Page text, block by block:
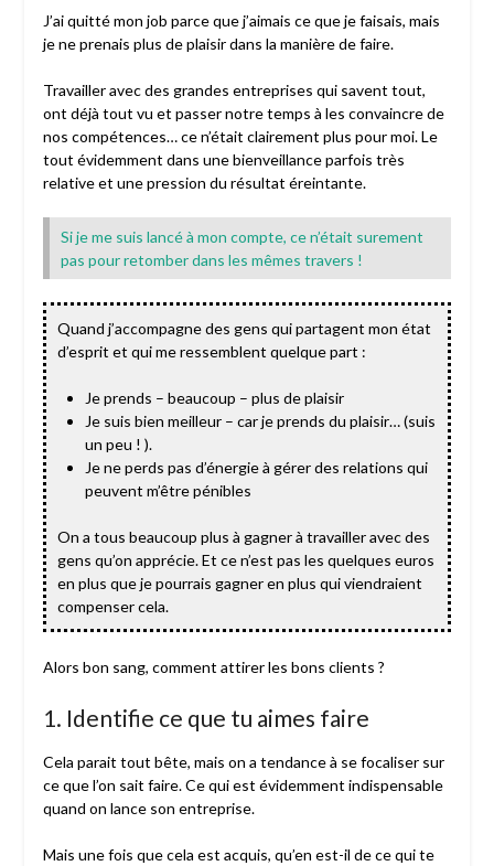
J’ai quitté mon job parce que j’aimais ce que je faisais, mais
je ne prenais plus de plaisir dans la manière de faire.
Travailler avec des grandes entreprises qui savent tout,
ont déjà tout vu et passer notre temps à les convaincre de
nos compétences… ce n’était clairement plus pour moi. Le
tout évidemment dans une bienveillance parfois très
relative et une pression du résultat éreintante.
Si je me suis lancé à mon compte, ce n’était surement
pas pour retomber dans les mêmes travers !
Quand j’accompagne des gens qui partagent mon état
d’esprit et qui me ressemblent quelque part :
Je prends – beaucoup – plus de plaisir
Je suis bien meilleur – car je prends du plaisir… (suis
un peu ! ).
Je ne perds pas d’énergie à gérer des relations qui
peuvent m’être pénibles
On a tous beaucoup plus à gagner à travailler avec des
gens qu’on apprécie. Et ce n’est pas les quelques euros
en plus que je pourrais gagneren plus qui viendraient
compenser cela.
Alors bon sang, comment attirer les bons clients ?
1. Identifie ce que tu aimes faire
Cela parait tout bête, mais on a tendance à se focaliser sur
ce que l’on sait faire. Ce qui est évidemment indispensable
quand on lance son entreprise.
Mais une fois que cela est acquis, qu’en est-il de ce qui te